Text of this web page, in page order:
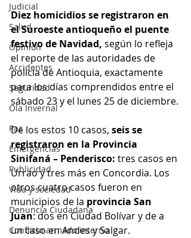
Judicial
Salud
Opinión
Accidentes
Seguridad
Ola Invernal
Paz
Emergencias
Publicidad
Vida y sociedad
Denuncia Ciudadana
Conflicto armado interno
Diez homicidios se registraron en
el Suroeste antioqueño el puente
festivo de Navidad, según lo refleja
el reporte de las autoridades de
policía de Antioquia, exactamente
para los días comprendidos entre el
sábado 23 y el lunes 25 de diciembre.
De los estos 10 casos, seis se
registraron en la Provincia
Sinifaná – Penderisco: tres casos en
Urrao y tres más en Concordia. Los
otros cuatro casos fueron en
municipios de la provincia San
Juan: dos en Ciudad Bolívar y de a
un caso en Andes y Salgar.